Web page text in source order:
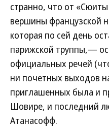
странно, что от
вершины французской
которая по сей день
парижской труппы,—
официальных речей
ни почетных выходов
приглашенных была и
Шовире, и последний
Атанасофф.